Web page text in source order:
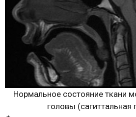
Нормальное состояние ткани
головы (сагиттальная